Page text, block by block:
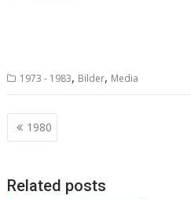
1973 - 1983, Bilder, Media
Beitragsnavigation
1980
Related posts